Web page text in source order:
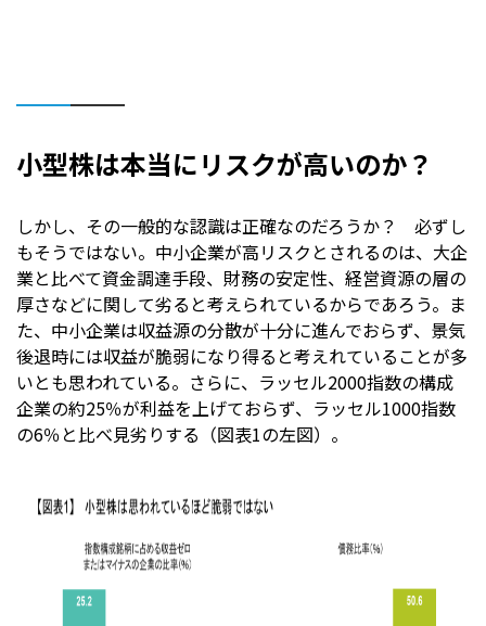
小型株は本当にリスクが高いのか？
しかし、その一般的な認識は正確なのだろうか？ 必ずし
もそうではない。中小企業が高リスクとされるのは、大企
業と比べて資金調達手段、財務の安定性、経営資源の層の
厚さなどに関して劣ると考えられているからであろう。ま
た、中小企業は収益源の分散が十分に進んでおらず、景気
後退時には収益が脆弱になり得ると考えれていることが多
いとも思われている。さらに、ラッセル2000指数の構成
企業の約25％が利益を上げておらず、ラッセル1000指数
の6％と比べ見劣りする（図表1の左図）。